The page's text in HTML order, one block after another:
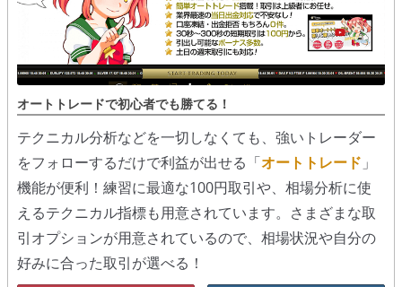
オートトレードで初心者でも勝てる！
テクニカル分析などを一切しなくても、強いトレーダー
をフォローするだけで利益が出せる「オートトレード 」
機能が便利！練習に最適な100円取引や、相場分析に使
えるテクニカル指標も用意されています。さまざまな取
引オプションが用意されているので、相場状況や自分の
好みに合った取引が選べる！